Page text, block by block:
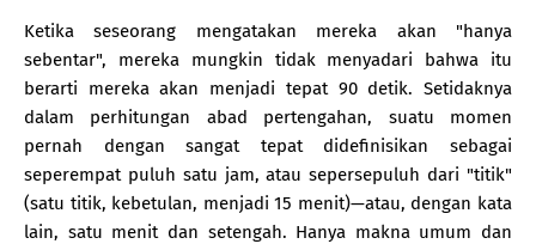
Ketika seseorang mengatakan mereka akan "hanya
sebentar", mereka mungkin tidak menyadari bahwa itu
berarti mereka akan menjadi tepat 90 detik. Setidaknya
dalam perhitungan abad pertengahan, suatu momen
pernah dengan sangat tepat didefinisikan sebagai
seperempat puluh satu jam, atau sepersepuluh dari "titik"
(satu titik, kebetulan, menjadi 15 menit)—atau, dengan kata
lain, satu menit dan setengah. Hanya makna umum dan